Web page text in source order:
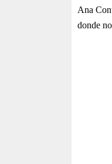
Ana
donde